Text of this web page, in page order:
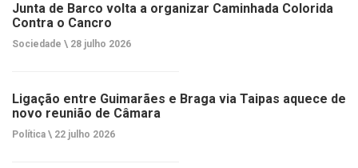
Junta de Barco volta a organizar Caminhada Colorida
Contra o Cancro
Sociedade \ 28 julho 2026
Ligação entre Guimarães e Braga via Taipas aquece de
novo reunião de Câmara
Política \ 22 julho 2026